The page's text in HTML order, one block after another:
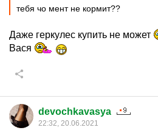
тебя чо мент не кормит??
Даже геркулес купить не может
Вася
devochkavasya
22:32, 20.06.2021